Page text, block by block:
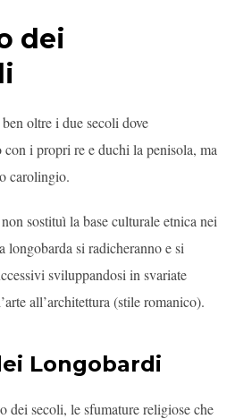
dei
oltre i due secoli dove
i propri re e duchi la penisola, ma
carolingio.
sostituì la base culturale etnica nei
si radicheranno e si
sviluppandosi in svariate
all’architettura (stile romanico).
Longobardi
dei secoli, le sfumature religiose che